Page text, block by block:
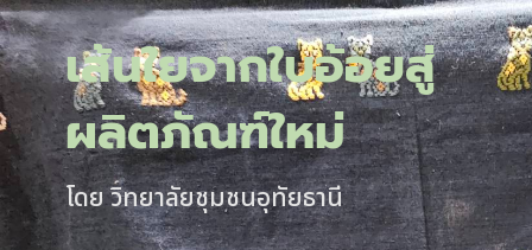
เส้นใยจากใบอ้อยสู่
ผลิตภัณฑ์ใหม่
โดย วิทยาลัยชุมชนอุทัยธานี